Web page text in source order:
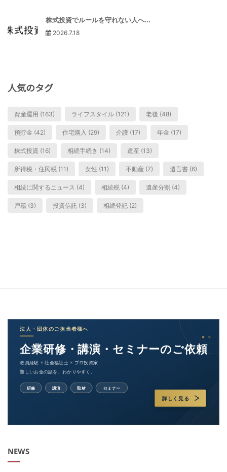
株式投資でルールを守れない人へ...
2026.7.18
人気のタグ
資産運用 (163) ライフスタイル (121) 老後 (48)
預貯金 (42) 住宅購入 (29) 介護 (17) 年金 (17)
株式投資 (16) 相続手続き (14) 遺産 (13)
所得税・住民税 (11) 女性 (11) 不動産 (7) 遺言書 (6)
相続に関するニュース (4) 相続税 (4) 遺産分割 (4)
戸籍 (3) 投資信託 (3) 相続登記 (2)
NEWS